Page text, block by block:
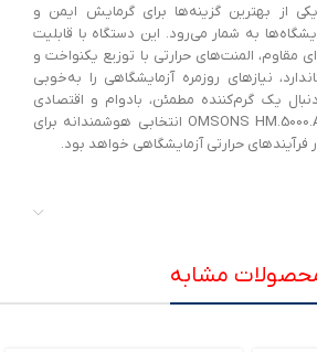
از بهترین گزینه‌ها برای گرمایش ایمن و
به شمار می‌رود. این دستگاه با قابلیت
مقاوم، المنت‌های حرارتی با توزیع یکنواخت و
نیازهای روزمره آزمایشگاهی را به‌خوبی
یک گرم‌کننده مطمئن، بادوام و اقتصادی
هستید، منتل حرارتی OMSONS HM.5000.AN انتخابی هوشمندانه برای
حرارتی آزمایشگاهی خواهد بود.
مشابه